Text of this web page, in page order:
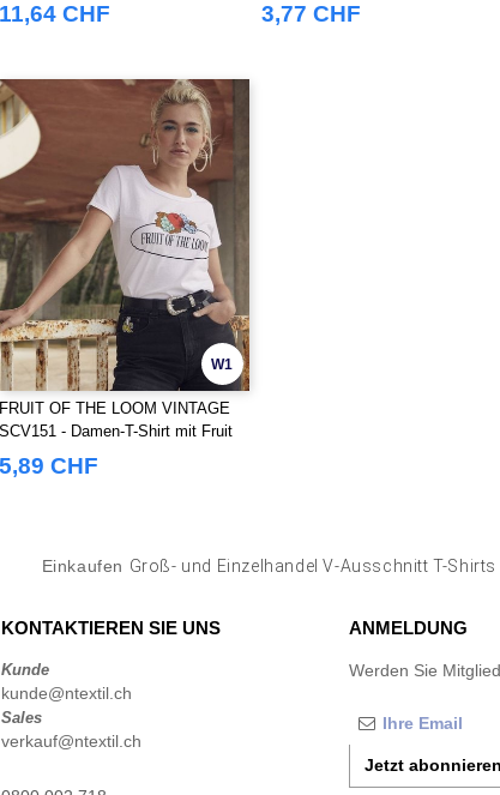
11,64 CHF 3,77 CHF
W1
FRUIT OF THE LOOM VINTAGE
SCV151 - Damen-T-Shirt mit Fruit
of the Loom-Logo
5,89 CHF
Einkaufen Groß- und Einzelhandel V-Ausschnitt T-Shirts
KONTAKTIEREN SIE UNS
Kunde
kunde@ntextil.ch
Sales
verkauf@ntextil.ch
ANMELDUNG
Werden Sie
Jetzt